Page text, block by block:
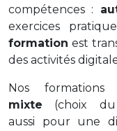
compétences :
exercices
formation est
des activités
Nos
mixte (choix
aussi pour une